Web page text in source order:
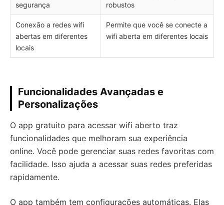
segurança
robustos
Conexão a redes wifi
abertas em diferentes
locais
Permite que você se conecte a
wifi aberta em diferentes locais
Funcionalidades Avançadas e
Personalizações
O app gratuito para acessar wifi aberto traz
funcionalidades que melhoram sua experiência
online. Você pode gerenciar suas redes favoritas com
facilidade. Isso ajuda a acessar suas redes preferidas
rapidamente.
O app também tem configurações automáticas. Elas